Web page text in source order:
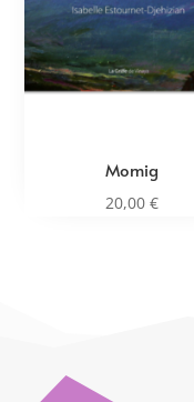
Momig
20,00€